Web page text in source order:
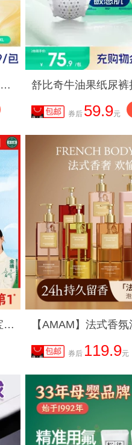
【乳霜护臀】舒比奇维E单乳霜纸尿裤拉拉裤婴儿尿不湿透气敏感肌
券后 59.9元
英氏维C加铁米粉 婴儿辅食宝宝营养高铁米粉米糊1阶 罐装原味258g
券后 119.9元